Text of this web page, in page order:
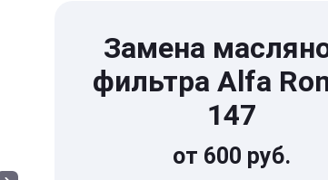
Замена
фильтра Alfa
147
от 600 руб.